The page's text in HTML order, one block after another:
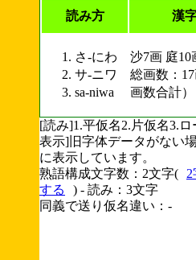
読み方 漢
さ-にわ
サ-ニワ
sa-niwa
沙7画 庭10
総画数：
画数合計）
[読み]1.平仮名2.片仮名3.
表示]旧字体データがない
に表示しています。
熟語構成文字数：2文字(
する
) - 読み：3文字
同義で送り仮名違い：-